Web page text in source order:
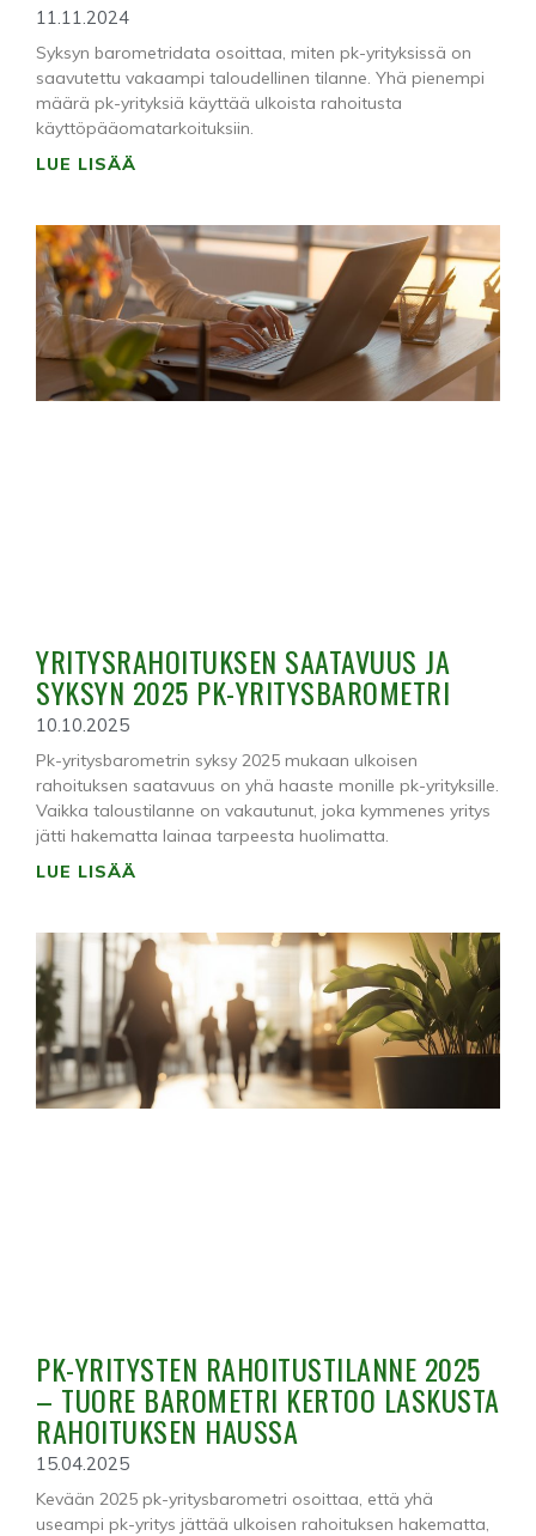
11.11.2024
Syksyn barometridata osoittaa, miten pk-yrityksissä on
saavutettu vakaampi taloudellinen tilanne. Yhä pienempi
määrä pk-yrityksiä käyttää ulkoista rahoitusta
käyttöpääomatarkoituksiin.
LUE LISÄÄ
YRITYSRAHOITUKSEN SAATAVUUS JA
SYKSYN 2025 PK-YRITYSBAROMETRI
10.10.2025
Pk-yritysbarometrin syksy 2025 mukaan ulkoisen
rahoituksen saatavuus on yhä haaste monille pk-yrityksille.
Vaikka taloustilanne on vakautunut, joka kymmenes yritys
jätti hakematta lainaa tarpeesta huolimatta.
LUE LISÄÄ
PK-YRITYSTEN RAHOITUSTILANNE 2025
– TUORE BAROMETRI KERTOO LASKUSTA
RAHOITUKSEN HAUSSA
15.04.2025
Kevään 2025 pk-yritysbarometri osoittaa, että yhä
useampi pk-yritys jättää ulkoisen rahoituksen hakematta,